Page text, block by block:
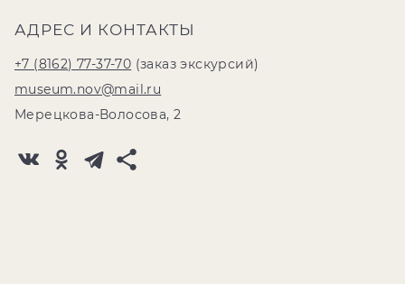
АДРЕС И КОНТАКТЫ
+7 (8162) 77-37-70 (заказ экскурсий)
museum.nov@mail.ru
Мерецкова-Волосова, 2